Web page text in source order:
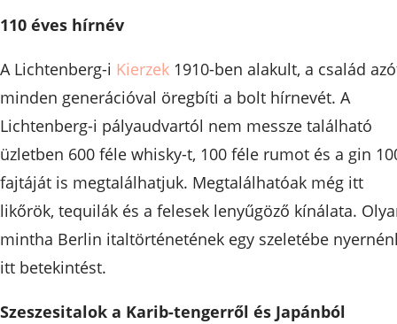
110 éves hírnév
A Lichtenberg-i Kierzek 1910-ben alakult, a család
minden generációval öregbíti a bolt hírnevét. A
Lichtenberg-i pályaudvartól nem messze található
üzletben 600 féle whisky-t, 100 féle rumot és a gin
fajtáját is megtalálhatjuk. Megtalálhatóak még itt
likőrök, tequilák és a felesek lenyűgöző kínálata.
mintha Berlin italtörténetének egy szeletébe
itt betekintést.
Szeszesitalok a Karib-tengerről és Japánból